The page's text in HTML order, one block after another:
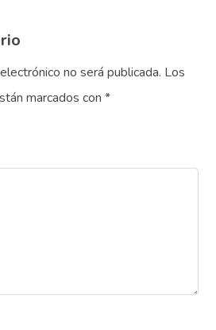
no será publicada. Los
marcados con*